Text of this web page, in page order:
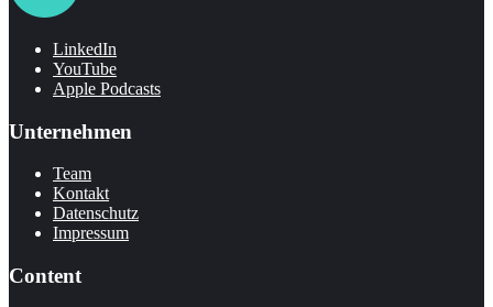
LinkedIn
YouTube
Apple Podcasts
Unternehmen
Team
Kontakt
Datenschutz
Impressum
Content